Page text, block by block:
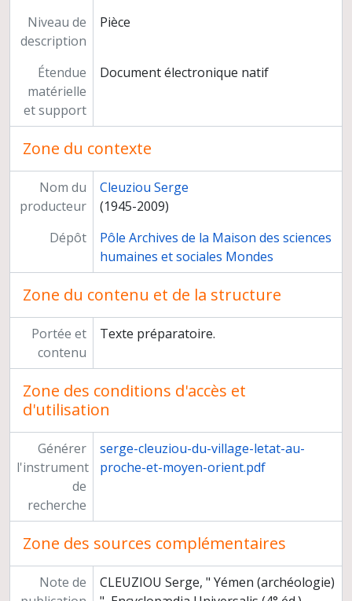
Carrière
Niveau de
description
Pièce
Étendue
matérielle
et support
Document électronique natif
Zone du contexte
Nom du
producteur
Cleuziou Serge
(1945-2009)
Dépôt
Pôle Archives de la Maison des sciences
humaines et sociales Mondes
Zone du contenu et de la structure
Portée et
contenu
Texte préparatoire.
Zone des conditions d'accès et
d'utilisation
Générer
l'instrument
de
recherche
serge-cleuziou-du-village-letat-au-
proche-et-moyen-orient.pdf
Zone des sources complémentaires
Note de
CLEUZIOU Serge, " Yémen (archéologie)